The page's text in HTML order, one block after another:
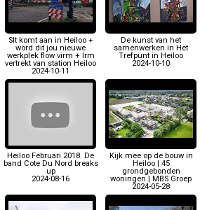
Slt komt aan in Heiloo +
word dit jou nieuwe
werkplek flow virm + Irm
vertrekt van station Heiloo
2024-10-11
De kunst van het
samenwerken in Het
Trefpunt in Heiloo
2024-10-10
Heiloo Februari 2018. De
band Cote Du Nord breaks
up
2024-08-16
Kijk mee op de bouw in
Heiloo | 45
grondgebonden
woningen | MBS Groep
2024-05-28